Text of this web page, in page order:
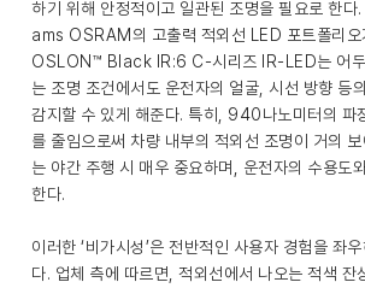
하기 위해 안정적이고 일관된 조명을 필요로 한다
ams OSRAM의 고출력 적외선 LED 포트폴리오
OSLON™ Black IR:6 C-시리즈 IR-LED는 어두
는 조명 조건에서도 운전자의 얼굴, 시선 방향 등
감지할 수 있게 해준다. 특히, 940나노미터의 파
를 줄임으로써 차량 내부의 적외선 조명이 거의 보
는 야간 주행 시 매우 중요하며, 운전자의 수용도
한다.
이러한 ‘비가시성’은 전반적인 사용자 경험을 좌
다. 업체 측에 따르면, 적외선에서 나오는 적색 잔